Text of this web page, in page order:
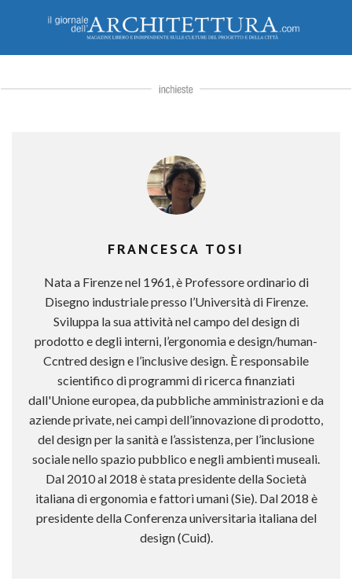
FRANCESCA TOSI
Nata a Firenze nel 1961, è Professore ordinario di
Disegno industriale presso l’Università di Firenze.
Sviluppa la sua attività nel campo del design di
prodotto e degli interni, l’ergonomia e design/human-
Ccntred design e l’inclusive design. È responsabile
scientifico di programmi di ricerca finanziati
dall'Unione europea, da pubbliche amministrazioni e da
aziende private, nei campi dell’innovazione di prodotto,
del design per la sanità e l’assistenza, per l’inclusione
sociale nello spazio pubblico e negli ambienti museali.
Dal 2010 al 2018 è stata presidente della Società
italiana di ergonomia e fattori umani (Sie). Dal 2018 è
presidente della Conferenza universitaria italiana del
design (Cuid).